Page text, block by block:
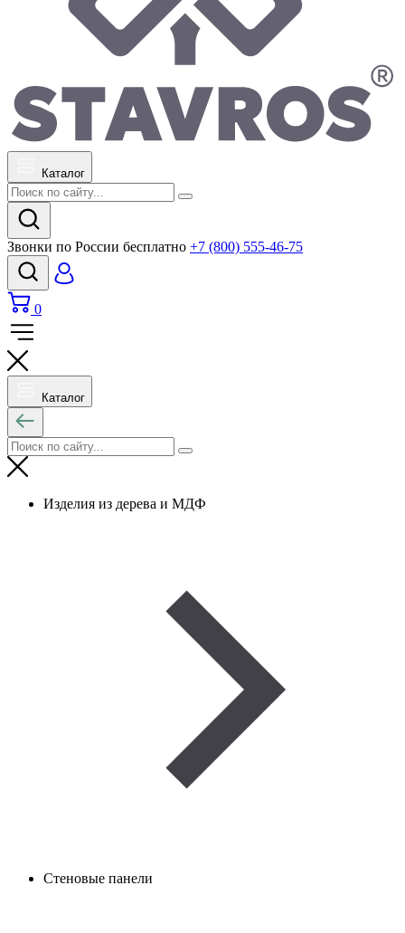
Каталог
Звонки по России бесплатно +7 (800) 555-46-75
0
Каталог
Изделия из дерева и МДФ
Стеновые панели